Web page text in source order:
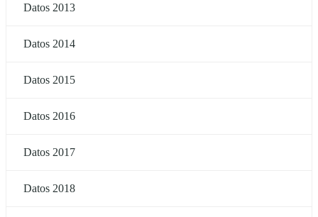
Datos 2013
Datos 2014
Datos 2015
Datos 2016
Datos 2017
Datos 2018